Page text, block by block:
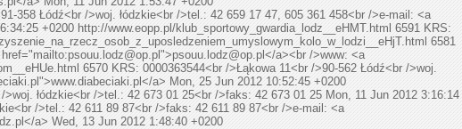
358 Łódź<br />woj. łódzkie<br />tel.: 42 659 17 47, 605 361 458<br />e-mail: <a
+0200 http://www.eopp.pl/klub_sportowy_gwardia_lodz__eHMT.html 6591 KRS:
6581
psouu.lodz@op.pl ">psouu.lodz@op.pl </a><br />www: <a
6570 KRS: 0000363544<br />Łąkowa 11<br />90-562 Łódź<br />woj.
a> Mon, 25 Jun 2012 10:52:45 +0200
łódzkie<br />tel.: 42 673 01 25<br />faks: 42 673 01 25 Mon, 11 Jun 2012 3:16:14
/>tel.: 42 611 89 87<br />faks: 42 611 89 87<br />e-mail: <a
a> Wed, 13 Jun 2012 1:48:40 +0200